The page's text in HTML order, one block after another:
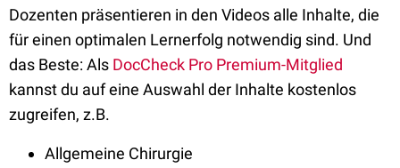
Dozenten präsentieren in den Videos alle Inhalte, die
für einen optimalen Lernerfolg notwendig sind. Und
das Beste: Als DocCheck Pro Premium-Mitglied
kannst du auf eine Auswahl der Inhalte kostenlos
zugreifen, z.B.
Allgemeine Chirurgie